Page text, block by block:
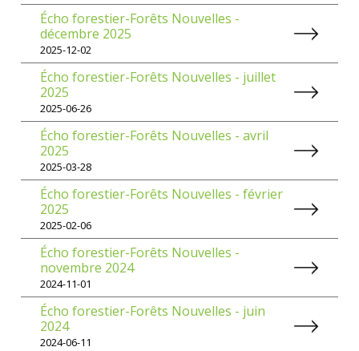
Écho forestier-Forêts Nouvelles -
décembre 2025
2025-12-02
Écho forestier-Forêts Nouvelles - juillet
2025
2025-06-26
Écho forestier-Forêts Nouvelles - avril
2025
2025-03-28
Écho forestier-Forêts Nouvelles - février
2025
2025-02-06
Écho forestier-Forêts Nouvelles -
novembre 2024
2024-11-01
Écho forestier-Forêts Nouvelles - juin
2024
2024-06-11